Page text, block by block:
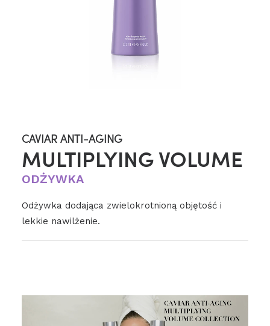
CAVIAR ANTI-AGING
MULTIPLYING VOLUME
ODŻYWKA
Odżywka dodająca zwielokrotnioną objętość i
lekkie nawilżenie.